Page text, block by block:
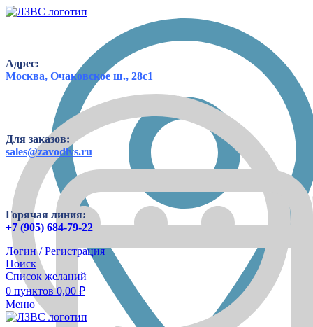
Адрес:
Москва, Очаковское ш., 28с1
Для заказов:
sales@zavodlvs.ru
Горячая линия:
+7 (905) 684-79-22
Логин / Регистрация
Поиск
Список желаний
0 пунктов 0,00 ₽
Меню